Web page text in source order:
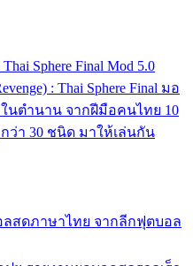
Sphere Final Mod 5.0
: Thai Sphere Final มอ
ในตำนาน จากฝีมือคนไทย 10
ว่า 30 ชนิด มาให้เล่นกัน
ลสดภาษาไทย จากลีกฟุตบอล